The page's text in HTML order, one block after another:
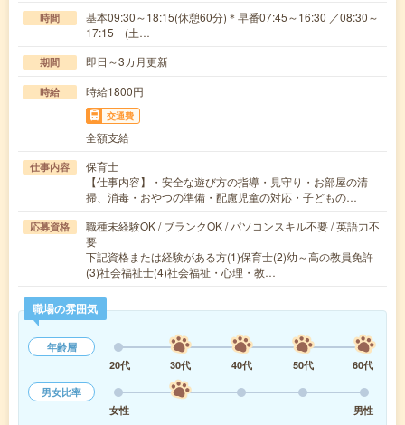
時間
基本09:30～18:15(休憩60分)＊早番07:45～16:30 ／08:30～
17:15 (土…
期間 即日～3カ月更新
時給 時給1800円
交通費
全額支給
仕事内容
保育士
【仕事内容】・安全な遊び方の指導・見守り・お部屋の清
掃、消毒・おやつの準備・配慮児童の対応・子どもの…
応募資格
職種未経験OK / ブランクOK / パソコンスキル不要 / 英語力不
要
下記資格または経験がある方(1)保育士(2)幼～高の教員免許
(3)社会福祉士(4)社会福祉・心理・教…
職場の雰囲気
年齢層
20代
30代 40代 50代
60代
男女比率
女性
男性